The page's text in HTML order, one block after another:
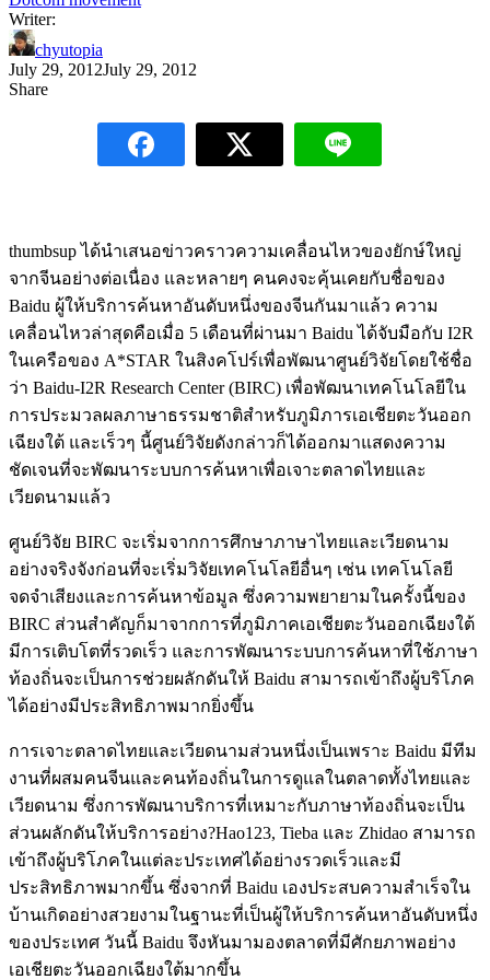
Writer:
chyutopia
July 29, 2012July 29, 2012
Share
thumbsup ได้นำเสนอข่าวคราวความเคลื่อนไหวของยักษ์ใหญ่
จากจีนอย่างต่อเนื่อง และหลายๆ คนคงจะคุ้นเคยกับชื่อของ
Baidu ผู้ให้บริการค้นหาอันดับหนึ่งของจีนกันมาแล้ว ความ
เคลื่อนไหวล่าสุดคือเมื่อ 5 เดือนที่ผ่านมา Baidu ได้จับมือกับ I2R
ในเครือของ A*STAR ในสิงคโปร์เพื่อพัฒนาศูนย์วิจัยโดยใช้ชื่อ
ว่า Baidu-I2R Research Center (BIRC) เพื่อพัฒนาเทคโนโลยีใน
การประมวลผลภาษาธรรมชาติสำหรับภูมิภารเอเชียตะวันออก
เฉียงใต้ และเร็วๆ นี้ศูนย์วิจัยดังกล่าวก็ได้ออกมาแสดงความ
ชัดเจนที่จะพัฒนาระบบการค้นหาเพื่อเจาะตลาดไทยและ
เวียดนามแล้ว
ศูนย์วิจัย BIRC จะเริ่มจากการศึกษาภาษาไทยและเวียดนาม
อย่างจริงจังก่อนที่จะเริ่มวิจัยเทคโนโลยีอื่นๆ เช่น เทคโนโลยี
จดจำเสียงและการค้นหาข้อมูล ซึ่งความพยายามในครั้งนี้ของ
BIRC ส่วนสำคัญก็มาจากการที่ภูมิภาคเอเชียตะวันออกเฉียงใต้
มีการเติบโตที่รวดเร็ว และการพัฒนาระบบการค้นหาที่ใช้ภาษา
ท้องถิ่นจะเป็นการช่วยผลักดันให้ Baidu สามารถเข้าถึงผู้บริโภค
ได้อย่างมีประสิทธิภาพมากยิ่งขึ้น
การเจาะตลาดไทยและเวียดนามส่วนหนึ่งเป็นเพราะ Baidu มีทีม
งานที่ผสมคนจีนและคนท้องถิ่นในการดูแลในตลาดทั้งไทยและ
เวียดนาม ซึ่งการพัฒนาบริการที่เหมาะกับภาษาท้องถิ่นจะเป็น
ส่วนผลักดันให้บริการอย่าง?Hao123, Tieba และ Zhidao สามารถ
เข้าถึงผู้บริโภคในแต่ละประเทศได้อย่างรวดเร็วและมี
ประสิทธิภาพมากขึ้น ซึ่งจากที่ Baidu เองประสบความสำเร็จใน
บ้านเกิดอย่างสวยงามในฐานะที่เป็นผู้ให้บริการค้นหาอันดับหนึ่ง
ของประเทศ วันนี้ Baidu จึงหันมามองตลาดที่มีศักยภาพอย่าง
เอเชียตะวันออกเฉียงใต้มากขึ้น